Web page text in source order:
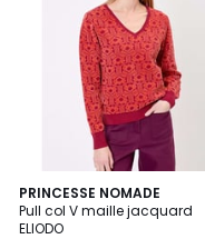
PRINCESSE NOMADE
Pull col V maille jacquard
ELIODO
3
Couleurs